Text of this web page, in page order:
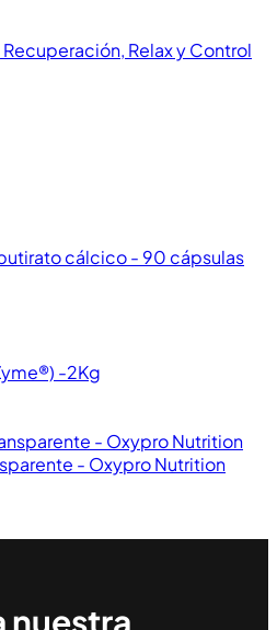
Recuperación, Relax y Control
cálcico - 90 cápsulas
-2Kg
- Oxypro Nutrition
nuestra